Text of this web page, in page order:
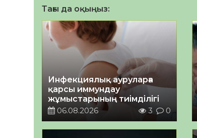
Тағы да оқыңыз:
Инфекциялық ауруларға
қарсы иммундау
жұмыстарының тиімділігі
06.08.2026
3 0